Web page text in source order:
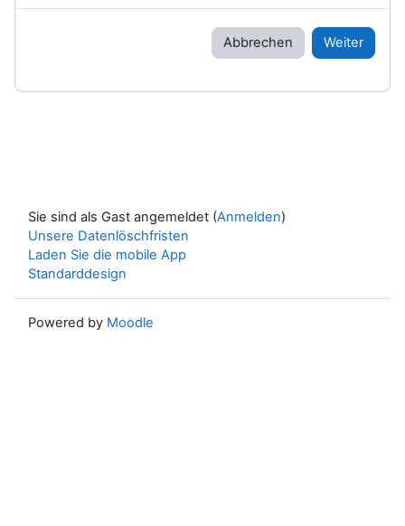
Abbrechen Weiter
Sie sind als Gast angemeldet (Anmelden)
Unsere Datenlöschfristen
Laden Sie die mobile App
Standarddesign
Powered by Moodle